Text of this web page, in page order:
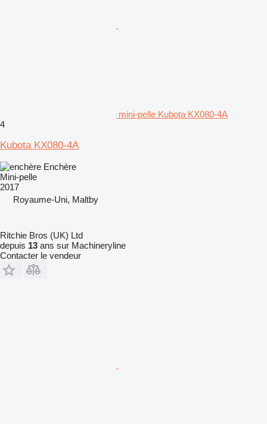
mini-pelle Kubota KX080-4A
4
Kubota KX080-4A
Enchère
Mini-pelle
2017
Royaume-Uni, Maltby
Ritchie Bros (UK) Ltd
depuis 13 ans sur Machineryline
Contacter le vendeur